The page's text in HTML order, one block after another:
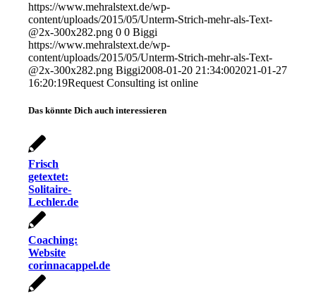
https://www.mehralstext.de/wp-
content/uploads/2015/05/Unterm-Strich-mehr-als-Text-
@2x-300x282.png 0 0 Biggi
https://www.mehralstext.de/wp-
content/uploads/2015/05/Unterm-Strich-mehr-als-Text-
@2x-300x282.png Biggi2008-01-20 21:34:002021-01-27
16:20:19Request Consulting ist online
Das könnte Dich auch interessieren
Frisch
getextet:
Solitaire-
Lechler.de
Coaching:
Website
corinnacappel.de